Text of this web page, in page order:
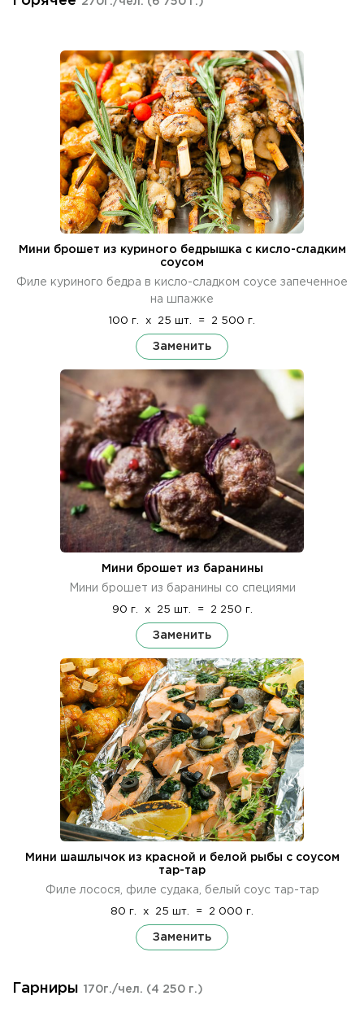
Мини брошет из куриного бедрышка с кисло-сладким
соусом
Филе куриного бедра в кисло-сладком соусе запеченное
на шпажке
100 г. x 25 шт. = 2 500 г.
Заменить
Мини брошет из баранины
Мини брошет из баранины со специями
90 г. x 25 шт. = 2 250 г.
Заменить
Мини шашлычок из красной и белой рыбы с соусом
тар-тар
Филе лосося, филе судака, белый соус тар-тар
80 г. x 25 шт. = 2 000 г.
Заменить
Гарниры 170г./чел. (4 250 г.)